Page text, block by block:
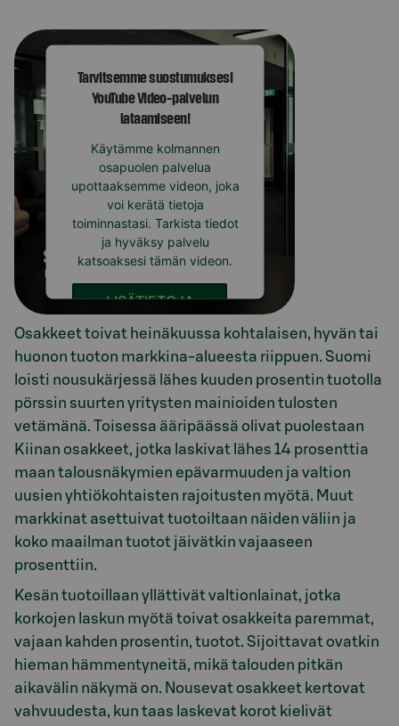
Tarvitsemme suostumuksesi
YouTube Video-palvelun
lataamiseen!
Käytämme kolmannen
osapuolen palvelua
upottaaksemme videon, joka
voi kerätä tietoja
toiminnastasi. Tarkista tiedot
ja hyväksy palvelu
katsoaksesi tämän videon.
LISÄTIETOJA
HYVÄKSY
Osakkeet toivat heinäkuussa kohtalaisen, hyvän tai
huonon tuoton markkina-alueesta riippuen. Suomi
loisti nousukärjessä lähes kuuden prosentin tuotolla
pörssin suurten yritysten mainioiden tulosten
vetämänä. Toisessa ääripäässä olivat puolestaan
Kiinan osakkeet, jotka laskivat lähes 14 prosenttia
maan talousnäkymien epävarmuuden ja valtion
uusien yhtiökohtaisten rajoitusten myötä. Muut
markkinat asettuivat tuotoiltaan näiden väliin ja
koko maailman tuotot jäivätkin vajaaseen
prosenttiin.
Kesän tuotoillaan yllättivät valtionlainat, jotka
korkojen laskun myötä toivat osakkeita paremmat,
vajaan kahden prosentin, tuotot. Sijoittavat ovatkin
hieman hämmentyneitä, mikä talouden pitkän
aikavälin näkymä on. Nousevat osakkeet kertovat
vahvuudesta, kun taas laskevat korot kielivät